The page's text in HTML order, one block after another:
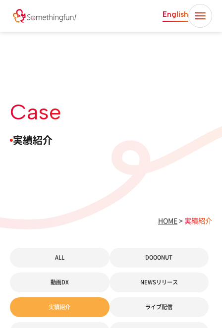
English
Case
実績紹介
HOME > 実績紹介
ALL DOOONUT
動画DX NEWSリリース
実績紹介 ライブ配信